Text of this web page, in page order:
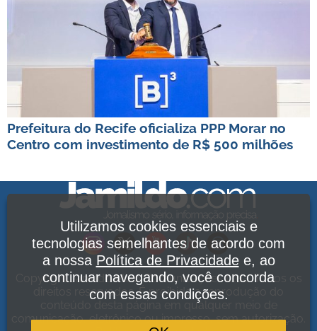
Prefeitura do Recife oficializa PPP Morar no
Centro com investimento de R$ 500 milhões
Copyright Jamildo Melo Comunicações Ltda. Todos os
direitos reservados. É proibida a reprodução do
conteúdo desta página em qualquer meio de
comunicação, eletrônico ou impresso, sem autorização.
Utilizamos cookies essenciais e
tecnologias semelhantes de acordo com
a nossa Política de Privacidadee, ao
continuar navegando, você concorda
com essas condições.